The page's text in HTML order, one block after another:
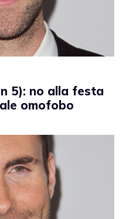
5): no alla festa
omofobo